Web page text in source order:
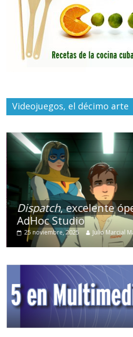
Videojuegos, el décimo arte
Dispatch, excelente
AdHoc Studio
25 noviembre, 2025 Julio Marcial